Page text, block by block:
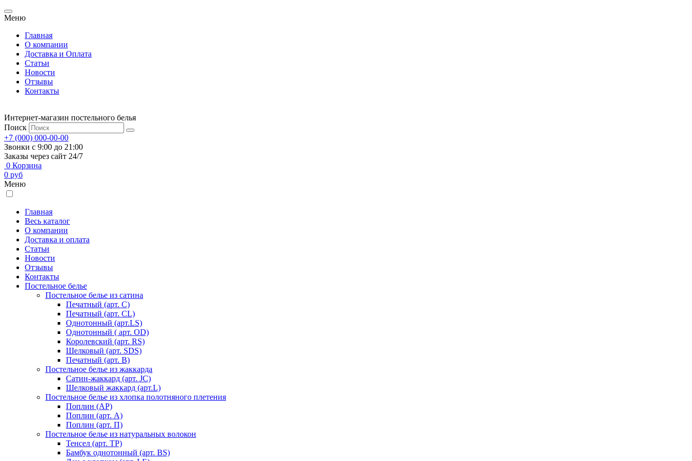
Меню
Главная
О компании
Доставка и Оплата
Статьи
Новости
Отзывы
Контакты
Интернет-магазин постельного белья
Поиск
+7 (000) 000-00-00
Звонки с 9:00 до 21:00
Заказы через сайт 24/7
0 Корзина
0 руб
Меню
Главная
Весь каталог
О компании
Доставка и оплата
Статьи
Новости
Отзывы
Контакты
Постельное белье
Постельное белье из сатина
Печатный (арт. С)
Печатный (арт. СL)
Однотонный (арт.LS)
Однотонный ( арт. OD)
Королевский (арт. RS)
Шелковый (арт. SDS)
Печатный (арт. В)
Постельное белье из жаккарда
Сатин-жаккард (арт. JC)
Шелковый жаккард (арт.L)
Постельное белье из хлопка полотняного плетения
Поплин (AP)
Поплин (арт. А)
Поплин (арт. П)
Постельное белье из натуральных волокон
Тенсел (арт. ТР)
Бамбук однотонный (арт. BS)